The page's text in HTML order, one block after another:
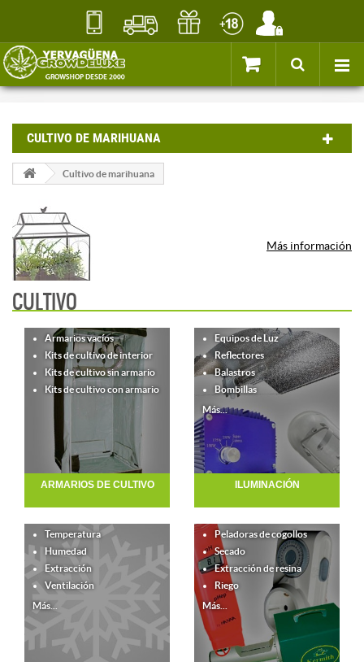
CULTIVO DE MARIHUANA
Cultivo de marihuana
CULTIVO
Más información
Armarios vacíos
Kits de cultivo de interior
Kits de cultivo sin armario
Kits de cultivo con armario
ARMARIOS DE CULTIVO
Equipos de Luz
Reflectores
Balastros
Bombillas
Más...
ILUMINACIÓN
Temperatura
Humedad
Extracción
Ventilación
Más...
Peladoras de cogollos
Secado
Extracción de resina
Riego
Más...